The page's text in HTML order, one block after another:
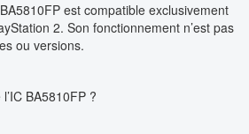
est compatible exclusivement
2. Son fonctionnement n’est pas
ou versions.
BA5810FP ?